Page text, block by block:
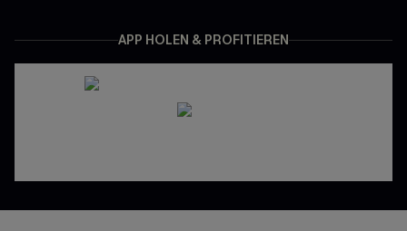
APP HOLEN & PROFITIEREN